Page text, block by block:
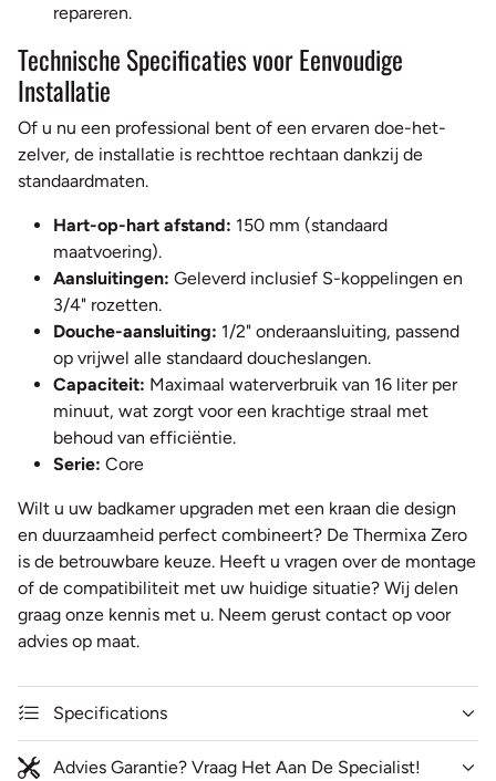
repareren.
Technische Specificaties voor Eenvoudige
Installatie
Of u nu een professional bent of een ervaren doe-het-
zelver, de installatie is rechttoe rechtaan dankzij de
standaardmaten.
Hart-op-hart afstand: 150 mm (standaard
maatvoering).
Aansluitingen: Geleverd inclusief S-koppelingen en
3/4" rozetten.
Douche-aansluiting: 1/2" onderaansluiting, passend
op vrijwel alle standaard doucheslangen.
Capaciteit: Maximaal waterverbruik van 16 liter per
minuut, wat zorgt voor een krachtige straal met
behoud van efficiëntie.
Serie: Core
Wilt u uw badkamer upgraden met een kraan die design
en duurzaamheid perfect combineert? De Thermixa Zero
is de betrouwbare keuze. Heeft u vragen over de montage
of de compatibiliteit met uw huidige situatie? Wij delen
graag onze kennis met u. Neem gerust contact op voor
advies op maat.
Specifications
Advies Garantie? Vraag Het Aan De Specialist!